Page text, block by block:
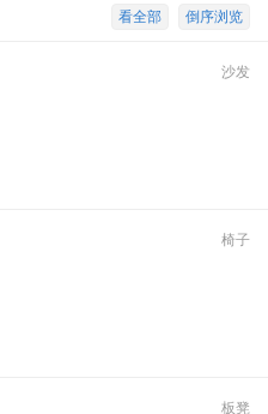
倒序浏览
看全部
沙发
椅子
板凳